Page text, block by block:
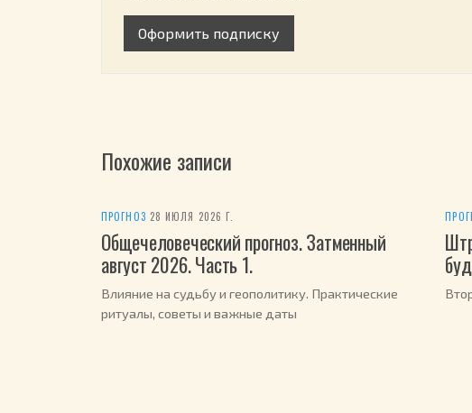
Оформить подписку
Похожие записи
ПРОГНОЗ 28 ИЮЛЯ 2026 Г.
Общечеловеческий прогноз. Затменный
август 2026. Часть 1.
Влияние на судьбу и геополитику. Практические
ритуалы, советы и важные даты